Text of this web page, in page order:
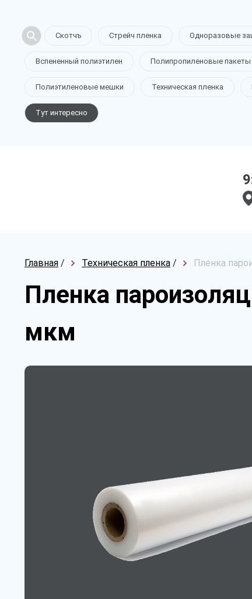
Скотчъ Стрейч пленка Одноразовые
Вспененный полиэтилен Полипропиленовые пакеты
Полиэтиленовые мешки Техническая пленка
Тут интересно
Главная / Техническая пленка / Пленка
Пленка
мкм